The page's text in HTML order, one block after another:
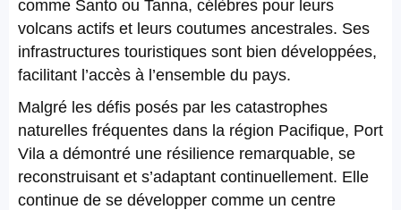
comme Santo ou Tanna, célèbres pour leurs
volcans actifs et leurs coutumes ancestrales. Ses
infrastructures touristiques sont bien développées,
facilitant l’accès à l’ensemble du pays.
Malgré les défis posés par les catastrophes
naturelles fréquentes dans la région Pacifique, Port
Vila a démontré une résilience remarquable, se
reconstruisant et s’adaptant continuellement. Elle
continue de se développer comme un centre